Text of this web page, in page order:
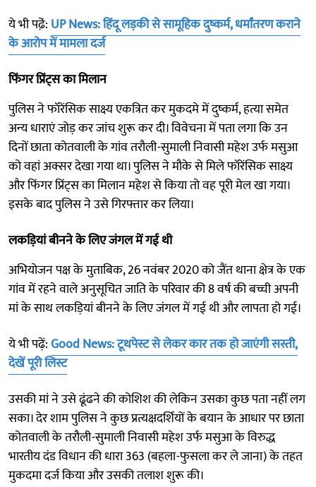
ये भी पढे़ं: UP News: हिंदू लड़की से सामूहिक दुष्कर्म, धर्मांतरण कराने
के आरोप में मामला दर्ज
फिंगर प्रिंट्स का मिलान
पुलिस ने फॉरेंसिक साक्ष्य एकत्रित कर मुकदमे में दुष्कर्म, हत्या समेत
अन्य धाराएं जोड़ कर जांच शुरू कर दी। विवेचना में पता लगा कि उन
दिनों छाता कोतवाली के गांव तरौली-सुमाली निवासी महेश उर्फ मसुआ
को वहां अक्सर देखा गया था। पुलिस ने मौके से मिले फॉरेंसिक साक्ष्य
और फिंगर प्रिंट्स का मिलान महेश से किया तो वह पूरी मेल खा गया।
इसके बाद पुलिस ने उसे गिरफ्तार कर लिया।
लकड़ियां बीनने के लिए जंगल में गई थी
अभियोजन पक्ष के मुताबिक, 26 नवंबर 2020 को जैंत थाना क्षेत्र के एक
गांव में रहने वाले अनुसूचित जाति के परिवार की 8 वर्ष की बच्ची अपनी
मां के साथ लकड़ियां बीनने के लिए जंगल में गई थी और लापता हो गई।
ये भी पढ़ें:Good News: टूथपेस्ट से लेकर कार तक हो जाएंगी सस्ती,
देखें पूरी लिस्ट
उसकी मां ने उसे ढूंढने की कोशिश की लेकिन उसका कुछ पता नहीं लग
सका। देर शाम पुलिस ने कुछ प्रत्यक्षदर्शियों के बयान के आधार पर छाता
कोतवाली के तरौली-सुमाली निवासी महेश उर्फ मसुआ के विरुद्ध
भारतीय दंड विधान की धारा 363 (बहला-फुसला कर ले जाना) के तहत
मुकदमा दर्ज किया और उसकी तलाश शुरू की।